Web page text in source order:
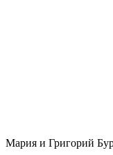
Мария и Григорий